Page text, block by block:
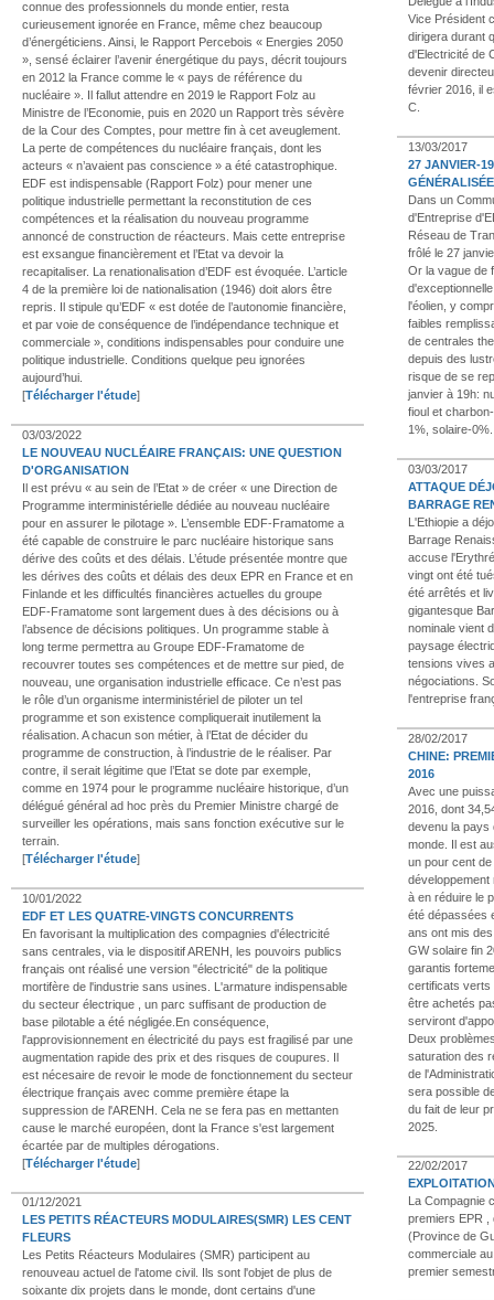
connue des professionnels du monde entier, resta
curieusement ignorée en France, même chez beaucoup
d’énergéticiens. Ainsi, le Rapport Percebois « Energies 2050
», sensé éclairer l’avenir énergétique du pays, décrit toujours
en 2012 la France comme le « pays de référence du
nucléaire ». Il fallut attendre en 2019 le Rapport Folz au
Ministre de l’Economie, puis en 2020 un Rapport très sévère
de la Cour des Comptes, pour mettre fin à cet aveuglement.
La perte de compétences du nucléaire français, dont les
acteurs « n’avaient pas conscience » a été catastrophique.
EDF est indispensable (Rapport Folz) pour mener une
politique industrielle permettant la reconstitution de ces
compétences et la réalisation du nouveau programme
annoncé de construction de réacteurs. Mais cette entreprise
est exsangue financièrement et l’Etat va devoir la
recapitaliser. La renationalisation d’EDF est évoquée. L’article
4 de la première loi de nationalisation (1946) doit alors être
repris. Il stipule qu’EDF « est dotée de l’autonomie financière,
et par voie de conséquence de l’indépendance technique et
commerciale », conditions indispensables pour conduire une
politique industrielle. Conditions quelque peu ignorées
aujourd’hui.
[Télécharger l'étude]
03/03/2022
LE NOUVEAU NUCLÉAIRE FRANÇAIS: UNE QUESTION
D'ORGANISATION
Il est prévu « au sein de l’Etat » de créer « une Direction de
Programme interministérielle dédiée au nouveau nucléaire
pour en assurer le pilotage ». L’ensemble EDF-Framatome a
été capable de construire le parc nucléaire historique sans
dérive des coûts et des délais. L’étude présentée montre que
les dérives des coûts et délais des deux EPR en France et en
Finlande et les difficultés financières actuelles du groupe
EDF-Framatome sont largement dues à des décisions ou à
l’absence de décisions politiques. Un programme stable à
long terme permettra au Groupe EDF-Framatome de
recouvrer toutes ses compétences et de mettre sur pied, de
nouveau, une organisation industrielle efficace. Ce n’est pas
le rôle d’un organisme interministériel de piloter un tel
programme et son existence compliquerait inutilement la
réalisation. A chacun son métier, à l’Etat de décider du
programme de construction, à l’industrie de le réaliser. Par
contre, il serait légitime que l’Etat se dote par exemple,
comme en 1974 pour le programme nucléaire historique, d’un
délégué général ad hoc près du Premier Ministre chargé de
surveiller les opérations, mais sans fonction exécutive sur le
terrain.
[Télécharger l'étude]
10/01/2022
EDF ET LES QUATRE-VINGTS CONCURRENTS
En favorisant la multiplication des compagnies d'électricité
sans centrales, via le dispositif ARENH, les pouvoirs publics
français ont réalisé une version "électricité" de la politique
mortifère de l'industrie sans usines. L'armature indispensable
du secteur électrique , un parc suffisant de production de
base pilotable a été négligée.En conséquence,
l'approvisionnement en électricité du pays est fragilisé par une
augmentation rapide des prix et des risques de coupures. Il
est nécesaire de revoir le mode de fonctionnement du secteur
électrique français avec comme première étape la
suppression de l'ARENH. Cela ne se fera pas en mettanten
cause le marché européen, dont la France s'est largement
écartée par de multiples dérogations.
[Télécharger l'étude]
01/12/2021
LES PETITS RÉACTEURS MODULAIRES(SMR) LES CENT
FLEURS
Les Petits Réacteurs Modulaires (SMR) participent au
renouveau actuel de l'atome civil. Ils sont l'objet de plus de
soixante dix projets dans le monde, dont certains d'une
Vice Président
dirigera durant
d'Electricité de
devenir
février 2016, il
C.
13/03/2017
27 JANVIER-
Dans un
d'Entreprise
Réseau de
frôlé le 27
Or la vague de
l'éolien, y
faibles
de centrales
depuis des
risque de se
janvier à 19h:
fioul et
1%, solaire-0%.
03/03/2017
ATTAQUE
BARRAGE
L'Ethiopie a
Barrage
accuse
vingt ont été
été arrêtés et
gigantesque
nominale vient
paysage
tensions vives
négociations.
l'entreprise
28/02/2017
CHINE:
2016
Avec une
2016, dont
devenu la pays
monde. Il est
un pour cent
à en réduire le
été dépassées
ans ont mis
GW solaire fin
garantis
certificats verts
être achetés
serviront
Deux
saturation des
de
sera possible
du fait de leur
2025.
22/02/2017
La
premiers EPR ,
(Province de
commerciale
premier